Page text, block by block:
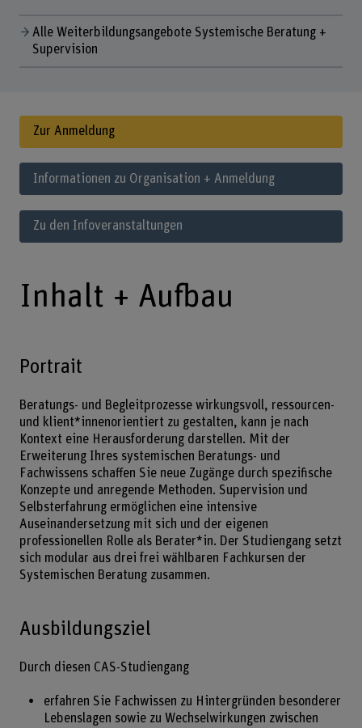
Alle Weiterbildungsangebote Systemische Beratung +
Supervision
Zur Anmeldung
Informationen zu Organisation + Anmeldung
Zu den Infoveranstaltungen
Inhalt + Aufbau
Portrait
Beratungs- und Begleitprozesse wirkungsvoll, ressourcen-
und klient*innenorientiert zu gestalten, kann je nach
Kontext eine Herausforderung darstellen. Mit der
Erweiterung Ihres systemischen Beratungs- und
Fachwissens schaffen Sie neue Zugänge durch spezifische
Konzepte und anregende Methoden. Supervision und
Selbsterfahrung ermöglichen eine intensive
Auseinandersetzung mit sich und der eigenen
professionellen Rolle als Berater*in. Der Studiengang setzt
sich modular aus drei frei wählbaren Fachkursen der
Systemischen Beratung zusammen.
Ausbildungsziel
Durch diesen CAS-Studiengang
erfahren Sie Fachwissen zu Hintergründen besonderer
Lebenslagen sowie zu Wechselwirkungen zwischen